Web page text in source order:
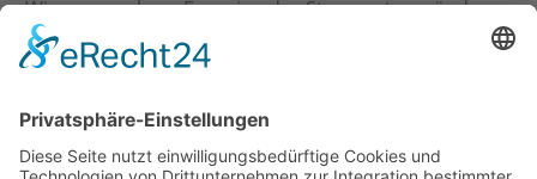
›Wie erneuerbare Energien das Stromnetz verändern
Digitalisierung Energiewirtschaft: Effizienz, Netze und
Prozesse
Geschäftsmodelle
›Vorstandswechsel Westenergie: Böddeling übernimmt